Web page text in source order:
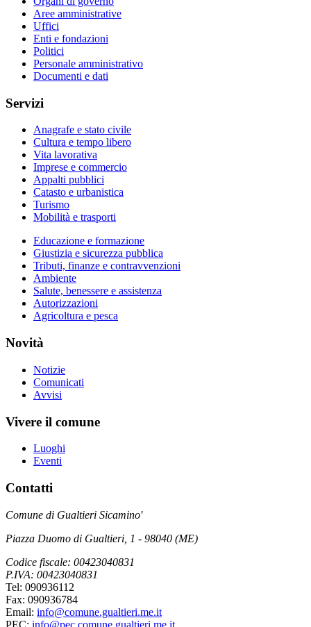
Aree amministrative
Uffici
Enti e fondazioni
Politici
Personale amministrativo
Documenti e dati
Servizi
Anagrafe e stato civile
Cultura e tempo libero
Vita lavorativa
Imprese e commercio
Appalti pubblici
Catasto e urbanistica
Turismo
Mobilità e trasporti
Educazione e formazione
Giustizia e sicurezza pubblica
Tributi, finanze e contravvenzioni
Ambiente
Salute, benessere e assistenza
Autorizzazioni
Agricoltura e pesca
Novità
Notizie
Comunicati
Avvisi
Vivere il comune
Luoghi
Eventi
Contatti
Comune di Gualtieri Sicamino'
Piazza Duomo di Gualtieri, 1 - 98040 (ME)
Codice fiscale: 00423040831
P.IVA: 00423040831
Tel: 090936112
Fax: 090936784
Email: info@comune.gualtieri.me.it
PEC: info@pec.comune.gualtieri.me.it